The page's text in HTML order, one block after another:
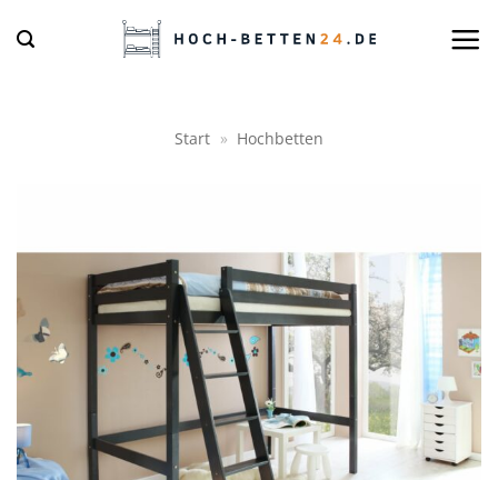
Inhalt
Start » Hochbetten